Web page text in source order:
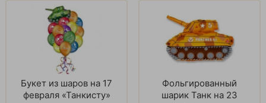
Букет из шаров на 17
февраля «Танкисту»
Фольгированный
шарик Танк на 23